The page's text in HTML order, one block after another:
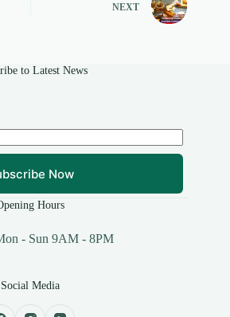
NEXT
to Latest News
Now
Hours
- Sun 9AM - 8PM
Social Media